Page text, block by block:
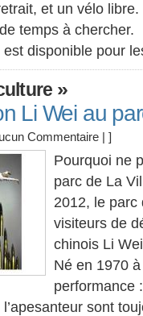
et un vélo
temps à chercher.
est disponible pour
»
Li Wei au
Commentaire | ]
Pourquoi ne
parc de La
2012, le parc
visiteurs de
chinois Li
Né en 1970
performance
sont